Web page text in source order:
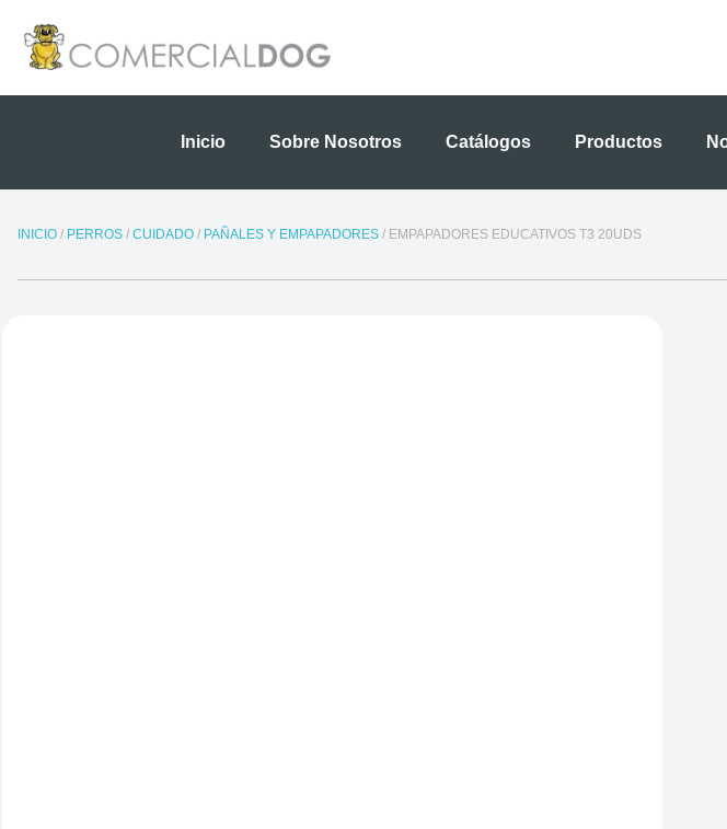
contenido
Inicio Sobre Nosotros Catálogos Productos
INICIO / PERROS / CUIDADO / PAÑALES Y EMPAPADORES / EMPAPADORES EDUCATIVOS T3 20UDS